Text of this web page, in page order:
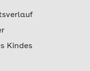
Kindes